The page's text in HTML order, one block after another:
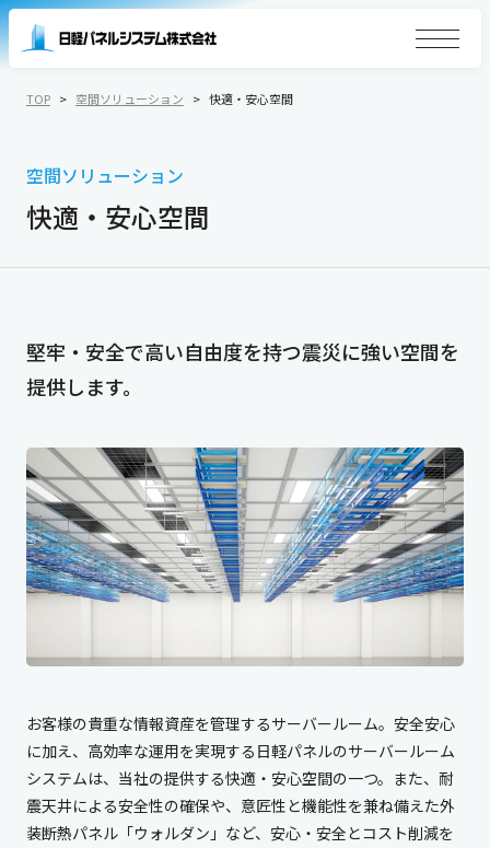
TOP 空間ソリューション 快適・安心空間
空間ソリューション
快適・安心空間
堅牢・安全で高い自由度を持つ震災に強い空間を
提供します。
お客様の貴重な情報資産を管理するサーバールーム。安全安心
に加え、高効率な運用を実現する日軽パネルのサーバールーム
システムは、当社の提供する快適・安心空間の一つ。また、耐
震天井による安全性の確保や、意匠性と機能性を兼ね備えた外
装断熱パネル「ウォルダン」など、安心・安全とコスト削減を